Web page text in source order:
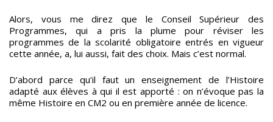
Alors, vous me direz que le Conseil Supérieur des
Programmes, qui a pris la plume pour réviser les
programmes de la scolarité obligatoire entrés en vigueur
cette année, a, lui aussi, fait des choix. Mais c’est normal.
D’abord parce qu’il faut un enseignement de l’Histoire
adapté aux élèves à qui il est apporté : on n’évoque pas la
même Histoire en CM2 ou en première année de licence.